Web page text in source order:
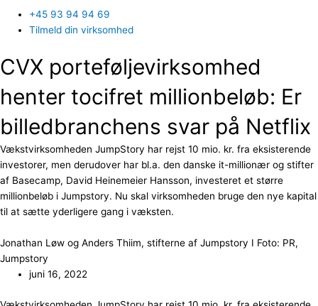
+45 93 94 94 69
Tilmeld din virksomhed
CVX porteføljevirksomhed
henter tocifret millionbeløb: Er
billedbranchens svar på Netflix
Vækstvirksomheden JumpStory har rejst 10 mio. kr. fra eksisterende
investorer, men derudover har bl.a. den danske it-millionær og stifter
af Basecamp, David Heinemeier Hansson, investeret et større
millionbeløb i Jumpstory. Nu skal virksomheden bruge den nye kapital
til at sætte yderligere gang i væksten.
Jonathan Løw og Anders Thiim, stifterne af Jumpstory I Foto: PR,
Jumpstory
juni 16, 2022